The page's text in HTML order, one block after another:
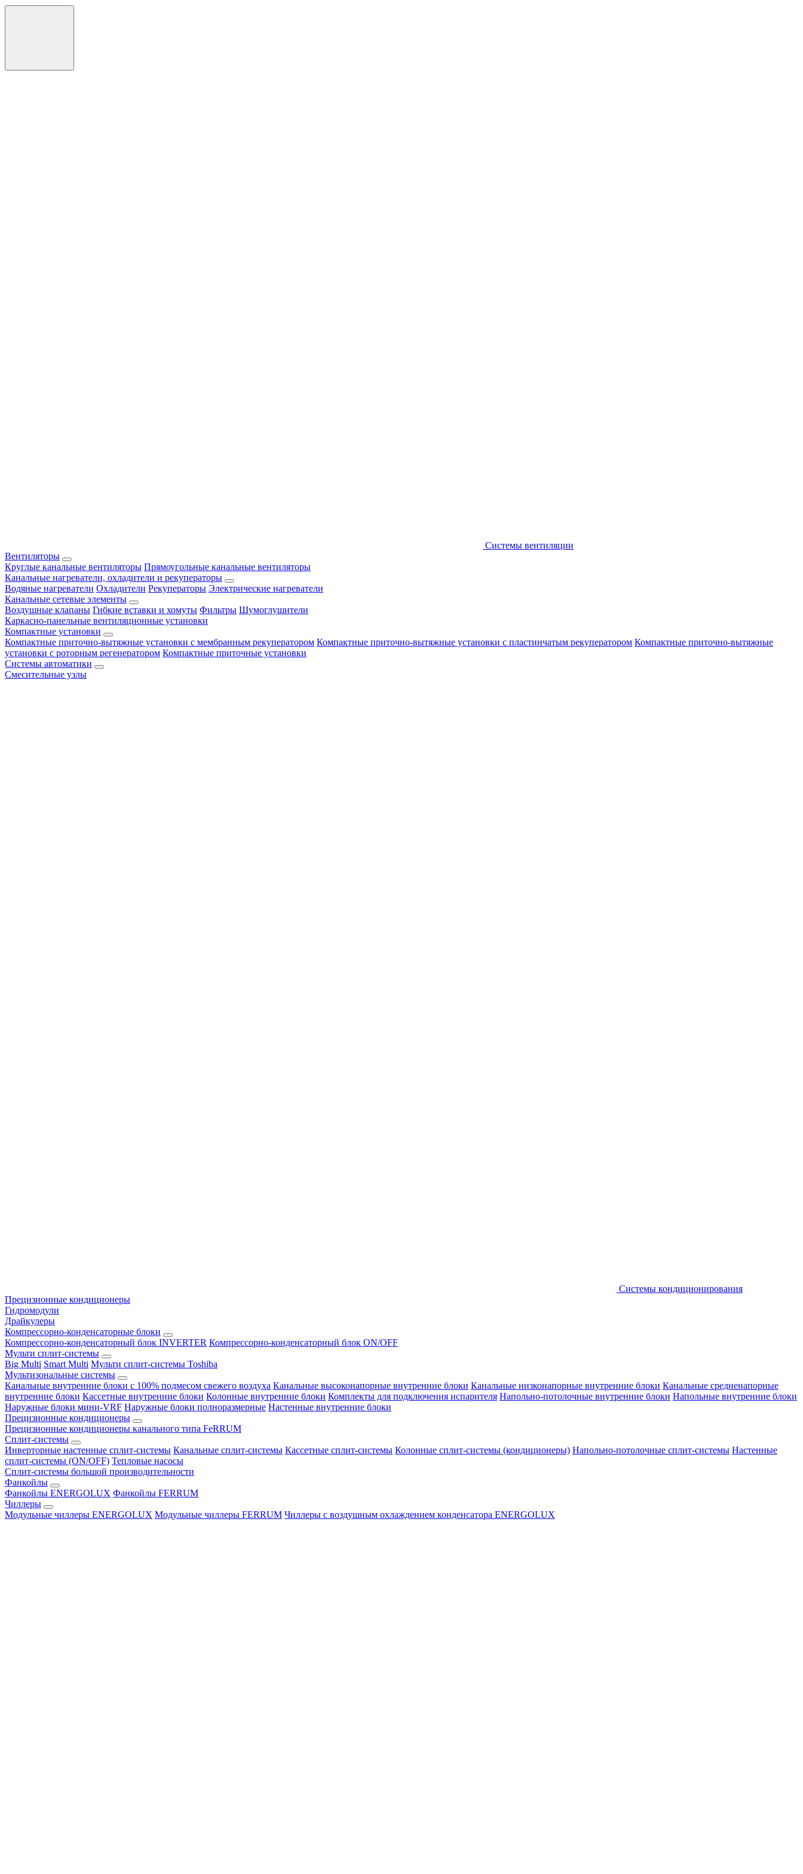
Системы вентиляции
Вентиляторы
Круглые канальные вентиляторы Прямоугольные канальные вентиляторы
Канальные нагреватели, охладители и рекуператоры
Водяные нагреватели Охладители Рекуператоры Электрические нагреватели
Канальные сетевые элементы
Воздушные клапаны Гибкие вставки и хомуты Фильтры Шумоглушители
Каркасно-панельные вентиляционные установки
Компактные установки
Компактные приточно-вытяжные установки с мембранным рекуператором Компактные приточно-вытяжные установки с пластинчатым рекуператором Компактные приточно-вытяжные
установки с роторным регенератором Компактные приточные установки
Системы автоматики
Смесительные узлы
Системы кондиционирования
Прецизионные кондиционеры
Гидромодули
Драйкулеры
Компрессорно-конденсаторные блоки
Компрессорно-конденсаторный блок INVERTER Компрессорно-конденсаторный блок ON/OFF
Мульти сплит-системы
Big Multi Smart Multi Мульти сплит-системы Toshiba
Мультизональные системы
Канальные внутренние блоки с 100% подмесом свежего воздуха Канальные высоконапорные внутренние блоки Канальные низконапорные внутренние блоки Канальные средненапорные
внутренние блоки Кассетные внутренние блоки Колонные внутренние блоки Комплекты для подключения испарителя Напольно-потолочные внутренние блоки Напольные внутренние блоки
Наружные блоки мини-VRF Наружные блоки полноразмерные Настенные внутренние блоки
Прецизионные кондиционеры
Прецизионные кондиционеры канального типа FeRRUM
Сплит-системы
Инверторные настенные сплит-системы Канальные сплит-системы Кассетные сплит-системы Колонные сплит-системы (кондиционеры) Напольно-потолочные сплит-системы Настенные
сплит-системы (ON/OFF) Тепловые насосы
Сплит-системы большой производительности
Фанкойлы
Фанкойлы ENERGOLUX Фанкойлы FERRUM
Чиллеры
Модульные чиллеры ENERGOLUX Модульные чиллеры FERRUM Чиллеры с воздушным охлаждением конденсатора ENERGOLUX